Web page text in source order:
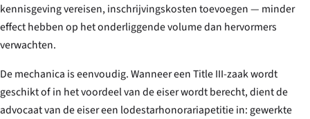
kennisgeving vereisen, inschrijvingskosten toevoegen — minder
effect hebben op het onderliggende volume dan hervormers
verwachten.
De mechanica is eenvoudig. Wanneer een Title III-zaak wordt
geschikt of in het voordeel van de eiser wordt berecht, dient de
advocaat van de eiser een lodestarhonorariapetitie in: gewerkte